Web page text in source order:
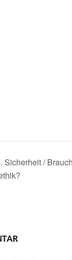
Sicherheit /